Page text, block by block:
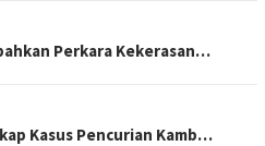
Perkara Kekerasan…
Kasus Pencurian Kamb…